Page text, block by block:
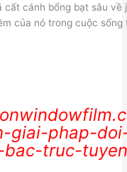
cánh bổng bạt sâu về
của nó trong cuộc sống
giai-phap-
truc-